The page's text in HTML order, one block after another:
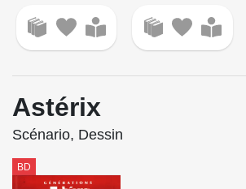
Astérix
Scénario, Dessin
BD